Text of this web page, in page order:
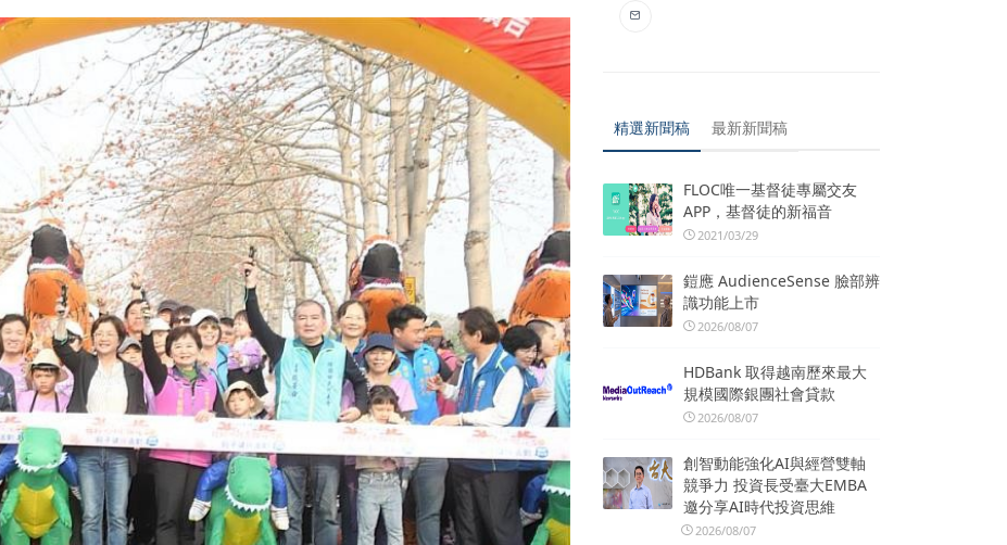
精選新聞稿 最新新聞稿
FLOC唯一基督徒專屬交友
APP，基督徒的新福音
2021/03/29
鎧應 AudienceSense 臉部辨
識功能上市
2026/08/07
HDBank 取得越南歷來最大
規模國際銀團社會貸款
2026/08/07
創智動能強化AI與經營雙軸
競爭力 投資長受臺大EMBA
邀分享AI時代投資思維
2026/08/07